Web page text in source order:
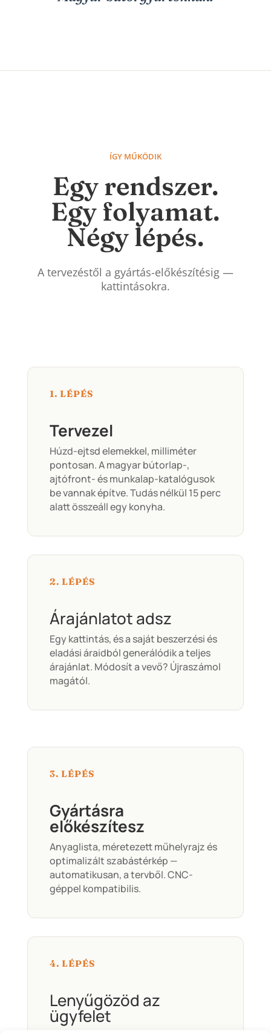
ÍGY MŰKÖDIK
Egy rendszer.
Egy folyamat.
Négy lépés.
A tervezéstől a gyártás-előkészítésig —
kattintásokra.
1. LÉPÉS
Tervezel
Húzd-ejtsd elemekkel, milliméter
pontosan. A magyar bútorlap-,
ajtófront- és munkalap-katalógusok
be vannak építve. Tudás nélkül 15 perc
alatt összeáll egy konyha.
2. LÉPÉS
Árajánlatot adsz
Egy kattintás, és a saját beszerzési és
eladási áraidból generálódik a teljes
árajánlat. Módosít a vevő? Újraszámol
magától.
3. LÉPÉS
Gyártásra
előkészítesz
Anyaglista, méretezett műhelyrajz és
optimalizált szabástérkép —
automatikusan, a tervből. CNC-
géppel kompatibilis.
4. LÉPÉS
Lenyűgözöd az
ügyfelet